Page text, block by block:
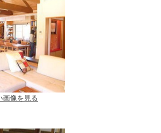
画像を見る